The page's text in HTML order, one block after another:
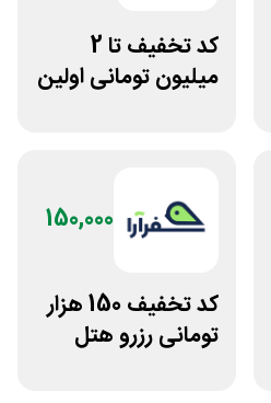
کد تخفیف تا 2
میلیون تومانی اولین
150,000
کد تخفیف 150 هزار
تومانی رزرو هتل